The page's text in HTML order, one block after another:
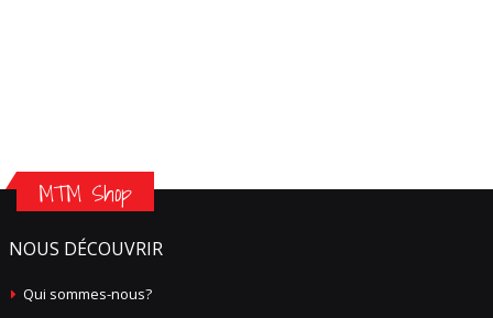
MTM Shop
NOUS DÉCOUVRIR
Qui sommes-nous?